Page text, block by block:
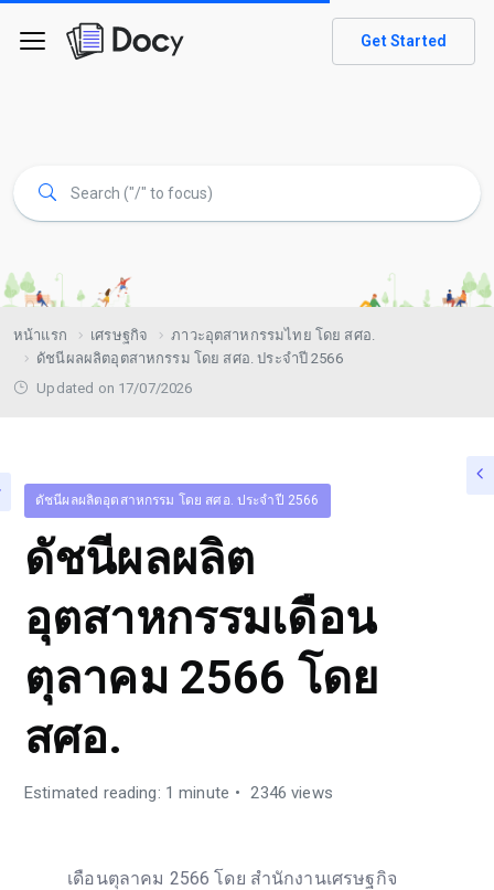
Get Started
หน้าแรก เศรษฐกิจ
ภาวะอุตสาหกรรมไทย โดย สศอ.
ดัชนีผลผลิตอุตสาหกรรม โดย สศอ. ประจำปี 2566
Updated on 17/07/2026
ดัชนีผลผลิตอุตสาหกรรม โดย สศอ. ประจำปี 2566
ดัชนีผลผลิต
อุตสาหกรรมเดือน
ตุลาคม 2566 โดย
สศอ.
Estimated reading: 1 minute 2346 views
เดือนตุลาคม 2566 โดย สำนักงานเศรษฐกิจ